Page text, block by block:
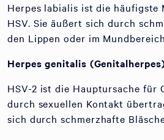
Herpes labialis ist die häufigste
HSV. Sie äußert sich durch
den Lippen oder im
Herpes genitalis
HSV-2 ist die Hauptursache für
durch sexuellen Kontakt
sich durch schmerzhafte